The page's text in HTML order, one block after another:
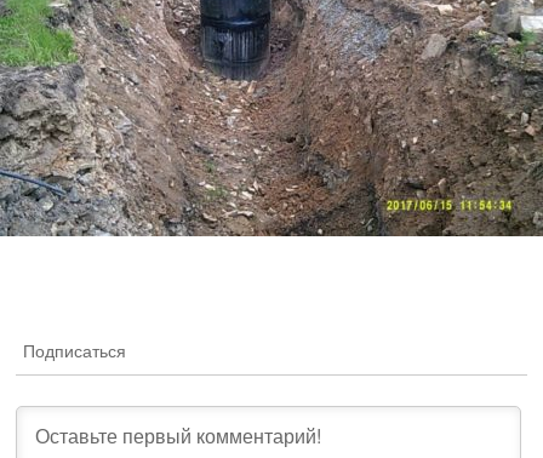
Подписаться